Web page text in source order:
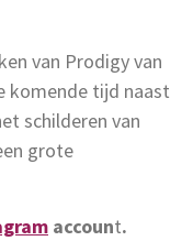
van Prodigy van
komende tijd naast
schilderen van
grote
account.